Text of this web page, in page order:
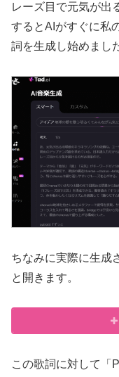
レーズ目で元気が出
するとAIがすぐに私
詞を生成し始めまし
ちなみに実際に生成
と開きます。
この歌詞に対して「